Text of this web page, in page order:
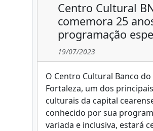
Centro Cultural
comemora 25
programação
19/07/2023
O Centro Cultural Banco
Fortaleza, um dos
culturais da capital
conhecido por sua
variada e inclusiva, estará